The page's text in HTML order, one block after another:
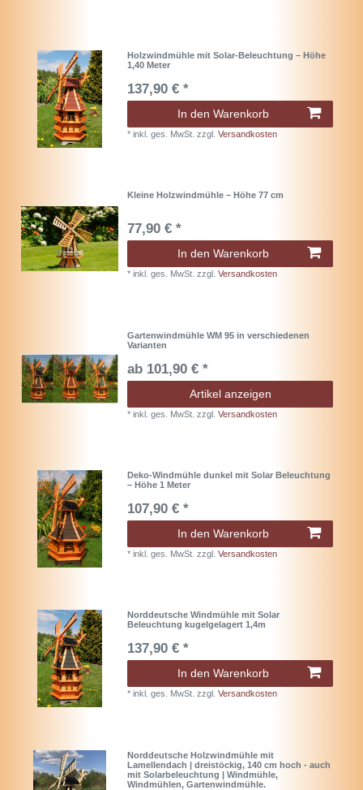
Holzwindmühle mit Solar-Beleuchtung – Höhe
1,40 Meter
137,90 € *
In den Warenkorb
*inkl. ges. MwSt. zzgl.Versandkosten
Kleine Holzwindmühle – Höhe 77 cm
77,90 € *
In den Warenkorb
*inkl. ges. MwSt. zzgl.Versandkosten
Gartenwindmühle WM 95 in verschiedenen
Varianten
ab 101,90 € *
Artikel anzeigen
*inkl. ges. MwSt. zzgl.Versandkosten
Deko-Windmühle dunkel mit Solar Beleuchtung
– Höhe 1 Meter
107,90 € *
In den Warenkorb
*inkl. ges. MwSt. zzgl.Versandkosten
Norddeutsche Windmühle mit Solar
Beleuchtung kugelgelagert 1,4m
137,90 € *
In den Warenkorb
*inkl. ges. MwSt. zzgl.Versandkosten
Norddeutsche Holzwindmühle mit
Lamellendach | dreistöckig, 140 cm hoch - auch
mit Solarbeleuchtung | Windmühle,
Windmühlen, Gartenwindmühle.